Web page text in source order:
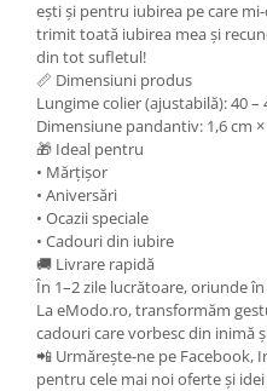
ești și pentru iubirea pe care
trimit toată iubirea mea și
din tot sufletul!
📏 Dimensiuni produs
Lungime colier (ajustabilă): 40 –
Dimensiune pandantiv: 1,6 cm ×
🎁 Ideal pentru
• Mărțișor
• Aniversări
• Ocazii speciale
• Cadouri din iubire
🚚 Livrare rapidă
În 1–2 zile lucrătoare, oriunde
La eModo.ro, transformăm
cadouri care vorbesc din inimă
📲 Urmărește-ne pe Facebook,
pentru cele mai noi oferte și